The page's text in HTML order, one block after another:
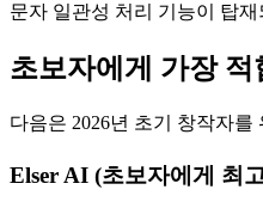
문자 일관성 처리 기능이 탑
초보자에게 가장
다음은 2026년 초기 창작자를
Elser AI (초보자에게 최고